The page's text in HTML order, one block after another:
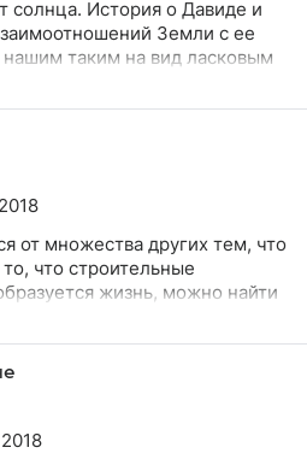
солнца. История о Давиде и
Земли с ее
таким на вид ласковым
от множества других тем, что
что строительные
жизнь, можно найти
встретить жизнь на
мала.